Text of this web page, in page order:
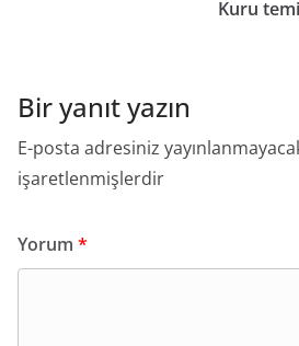
Kuru
Bir yanıt yazın
E-posta adresiniz
işaretlenmişlerdir
Yorum *